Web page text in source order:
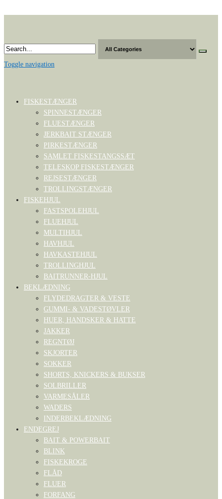
content
Toggle navigation
FISKESTÆNGER
SPINNESTÆNGER
FLUESTÆNGER
JERKBAIT STÆNGER
PIRKESTÆNGER
SAMLET FISKESTANGSSÆT
TELESKOP FISKESTÆNGER
REJSESTÆNGER
TROLLINGSTÆNGER
FISKEHJUL
FASTSPOLEHJUL
FLUEHJUL
MULTIHJUL
HAVHJUL
HAVKASTEHJUL
TROLLINGHJUL
BAITRUNNER-HJUL
BEKLÆDNING
FLYDEDRAGTER & VESTE
GUMMI- & VADESTØVLER
HUER, HANDSKER & HATTE
JAKKER
REGNTØJ
SKJORTER
SOKKER
SHORTS, KNICKERS & BUKSER
SOLBRILLER
VARMESÅLER
WADERS
INDERBEKLÆDNING
ENDEGREJ
BAIT & POWERBAIT
BLINK
FISKEKROGE
FLÅD
FLUER
FORFANG